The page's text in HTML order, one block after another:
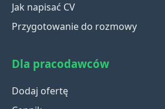
Jak napisać CV
Przygotowanie do rozmowy
Dla pracodawców
Dodaj ofertę